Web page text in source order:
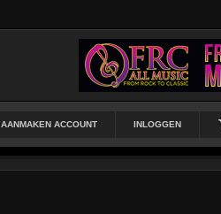
AANMAKEN ACCOUNT INLOGGEN